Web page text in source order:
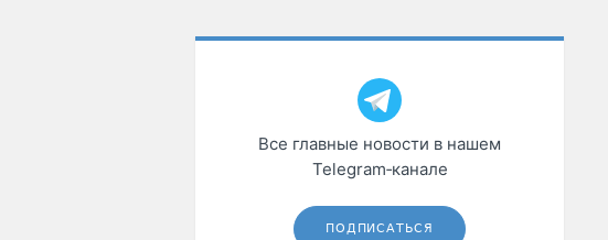
Все главные новости в нашем
Telegram‑канале
ПОДПИСАТЬСЯ